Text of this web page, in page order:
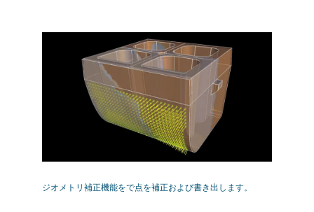
ジオメトリ補正機能をで点を補正および書き出します。